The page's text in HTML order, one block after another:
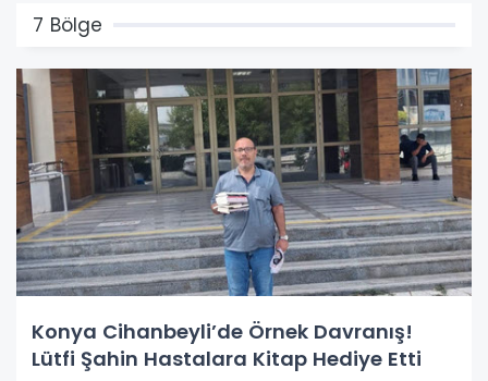
7 Bölge
Konya Cihanbeyli’de Örnek Davranış!
Lütfi Şahin Hastalara Kitap Hediye Etti